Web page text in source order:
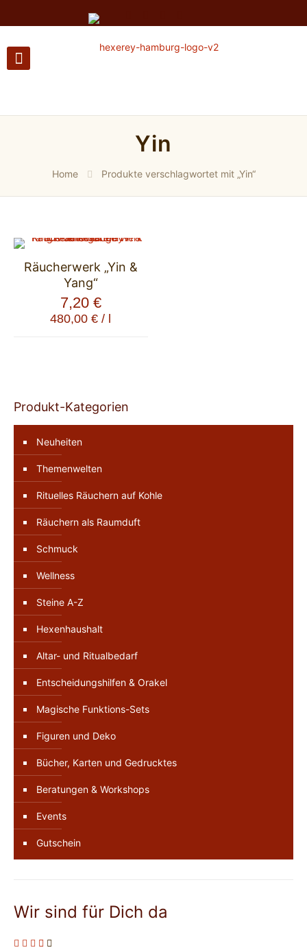
Yin
Home Produkte verschlagwortet mit „Yin“
Räucherwerk „Yin &
Yang“
7,20 €
480,00€ /
Produkt-Kategorien
Neuheiten
Themenwelten
Rituelles Räuchern auf Kohle
Räuchern als Raumduft
Schmuck
Wellness
Steine A-Z
Hexenhaushalt
Altar- und Ritualbedarf
Entscheidungshilfen & Orakel
Magische Funktions-Sets
Figuren und Deko
Bücher, Karten und Gedrucktes
Beratungen & Workshops
Events
Gutschein
Wir sind für Dich da